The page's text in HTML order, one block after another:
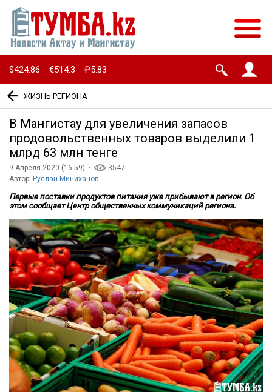
$424.86 · €514.3 · ₽5.83
ЖИЗНЬ РЕГИОНА
В Мангистау для увеличения запасов
продовольственных товаров выделили 1
млрд 63 млн тенге
9 Апреля 2020 (16:59) ·
3547
Автор: Руслан Миниханов
Первые поставки продуктов питания уже прибывают в регион. Об
этом сообщает Центр общественных коммуникаций региона.